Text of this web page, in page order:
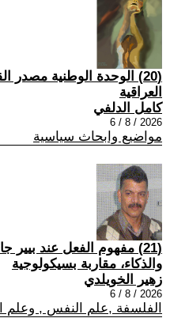
(20) الوحدة الوطنية مصدر
العراقية
كامل الدلفي
2026 / 8 / 6
مواضيع وابحاث سياسية
(21) مفهوم الفعل عند بيير
والذكاء، مقاربة بسيكولوجية
زهير الخويلدي
2026 / 8 / 6
الفلسفة ,علم النفس , وعلم